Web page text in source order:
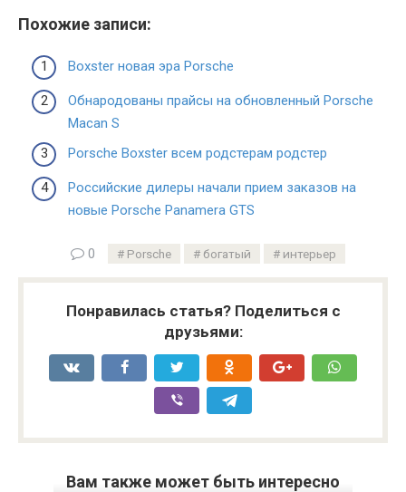
Похожие записи:
Boxster новая эра Porsche
Обнародованы прайсы на обновленный Porsche
Macan S
Porsche Boxster всем родстерам родстер
Российские дилеры начали прием заказов на
новые Porsche Panamera GTS
0 Porsche богатый интерьер
Понравилась статья? Поделиться с
друзьями:
Вам также может быть интересно